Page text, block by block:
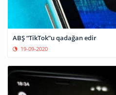
ABŞ “TikTok”u qadağan edir
19-09-2020